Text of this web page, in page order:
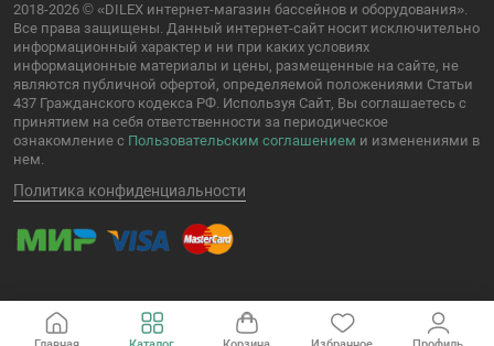
2018-2026 © «DILEX интернет-магазин бассейнов и оборудования».
Все права защищены. Данный интернет-сайт носит исключительно
информационный характер и ни при каких условиях
информационные материалы и цены, размещенные на сайте, не
являются публичной офертой, определяемой положениями Статьи
437 Гражданского кодекса РФ. Используя Сайт, Вы соглашаетесь с
принятием на себя ответственности за периодическое
ознакомление с Пользовательским соглашением и изменениями в
нем.
Политика конфиденциальности